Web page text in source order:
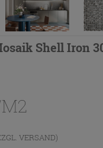
Shell Iron
VERSAND)